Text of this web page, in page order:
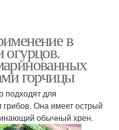
в
огурцов.
горчицы
подходят для
Она имеет острый
обычный хрен.